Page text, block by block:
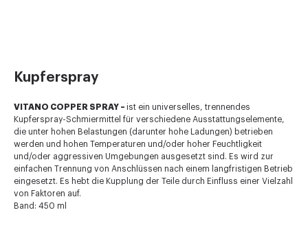
Kupferspray
VITANO COPPER SPRAY – ist ein universelles, trennendes
Kupferspray-Schmiermittel für verschiedene Ausstattungselemente,
die unter hohen Belastungen (darunter hohe Ladungen) betrieben
werden und hohen Temperaturen und/oder hoher Feuchtligkeit
und/oder aggressiven Umgebungen ausgesetzt sind. Es wird zur
einfachen Trennung von Anschlüssen nach einem langfristigen Betrieb
eingesetzt. Es hebt die Kupplung der Teile durch Einfluss einer Vielzahl
von Faktoren auf.
Band: 450 ml